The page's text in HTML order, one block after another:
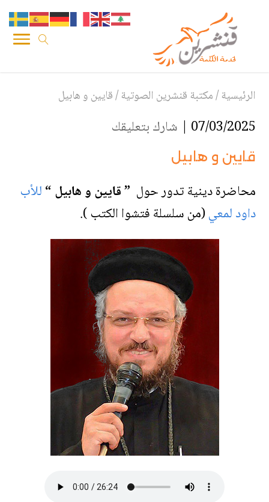
الرئيسية/مكتبة قنشرين الصوتية/قايين و هابيل
07/03/2025 | شارك بتعليقك
قايين و هابيل
محاضرة دينية تدور حول ” قايين و هابيل “للأب
داود لمعي(من سلسلة فتشوا الكتب ).